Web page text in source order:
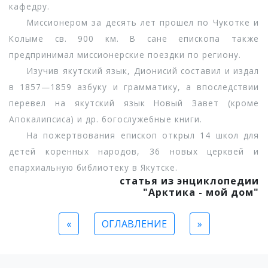
кафедру.
Миссионером за десять лет прошел по Чукотке и
Колыме св. 900 км. В сане епископа также
предпринимал миссионерские поездки по региону.
Изучив якутский язык, Дионисий составил и издал
в 1857—1859 азбуку и грамматику, а впоследствии
перевел на якутский язык Новый Завет (кроме
Апокалипсиса) и др. богослужебные книги.
На пожертвования епископ открыл 14 школ для
детей коренных народов, 36 новых церквей и
епархиальную библиотеку в Якутске.
статья из энциклопедии
"Арктика - мой дом"
« ОГЛАВЛЕНИЕ »